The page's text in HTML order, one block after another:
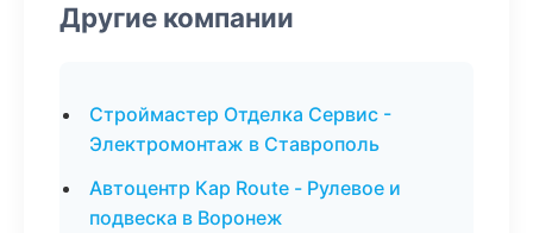
Другие компании
Строймастер Отделка Сервис -
Электромонтаж в Ставрополь
Автоцентр Кар Route - Рулевое и
подвеска в Воронеж